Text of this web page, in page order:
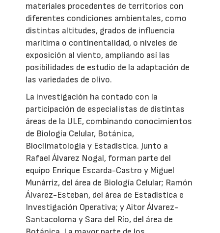
materiales procedentes de territorios con
diferentes condiciones ambientales, como
distintas altitudes, grados de influencia
marítima o continentalidad, o niveles de
exposición al viento, ampliando así las
posibilidades de estudio de la adaptación de
las variedades de olivo.
La investigación ha contado con la
participación de especialistas de distintas
áreas de la ULE, combinando conocimientos
de Biología Celular, Botánica,
Bioclimatología y Estadística. Junto a
Rafael Álvarez Nogal, forman parte del
equipo Enrique Escarda-Castro y Miguel
Munárriz, del área de Biología Celular; Ramón
Álvarez-Esteban, del área de Estadística e
Investigación Operativa; y Aitor Álvarez-
Santacoloma y Sara del Río, del área de